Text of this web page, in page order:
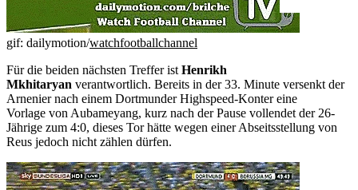
gif: dailymotion/watchfootballchannel
Für die beiden nächsten Treffer ist Henrikh
Mkhitaryan verantwortlich. Bereits in der 33. Minute versenkt der
Arnenier nach einem Dortmunder Highspeed-Konter eine
Vorlage von Aubameyang, kurz nach der Pause vollendet der 26-
Jährige zum 4:0, dieses Tor hätte wegen einer Abseitsstellung von
Reus jedoch nicht zählen dürfen.